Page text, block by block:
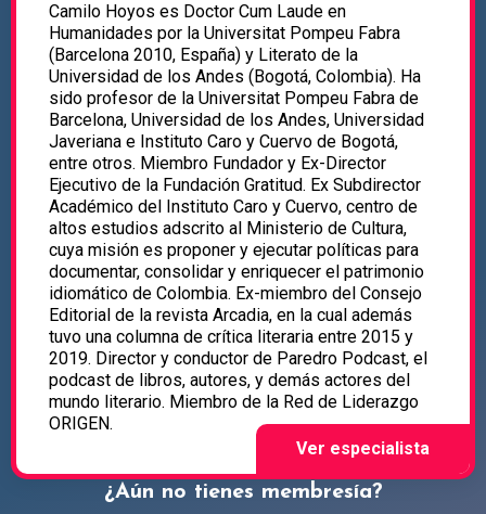
Camilo Hoyos es Doctor Cum Laude en
Humanidades por la Universitat Pompeu Fabra
(Barcelona 2010, España) y Literato de la
Universidad de los Andes (Bogotá, Colombia). Ha
sido profesor de la Universitat Pompeu Fabra de
Barcelona, Universidad de los Andes, Universidad
Javeriana e Instituto Caro y Cuervo de Bogotá,
entre otros. Miembro Fundador y Ex-Director
Ejecutivo de la Fundación Gratitud. Ex Subdirector
Académico del Instituto Caro y Cuervo, centro de
altos estudios adscrito al Ministerio de Cultura,
cuya misión es proponer y ejecutar políticas para
documentar, consolidar y enriquecer el patrimonio
idiomático de Colombia. Ex-miembro del Consejo
Editorial de la revista Arcadia, en la cual además
tuvo una columna de crítica literaria entre 2015 y
2019. Director y conductor de Paredro Podcast, el
podcast de libros, autores, y demás actores del
mundo literario. Miembro de la Red de Liderazgo
ORIGEN.
¿Aún no tienes membresía?